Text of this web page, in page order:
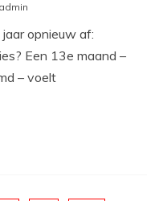
admin
opnieuw af:
Een 13e maand –
– voelt